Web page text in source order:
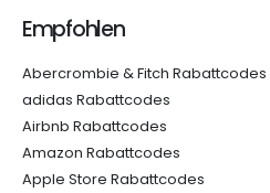
Empfohlen
Abercrombie & Fitch Rabattcodes
adidas Rabattcodes
Airbnb Rabattcodes
Amazon Rabattcodes
Apple Store Rabattcodes